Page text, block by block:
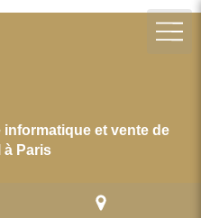
informatique et vente de
à Paris